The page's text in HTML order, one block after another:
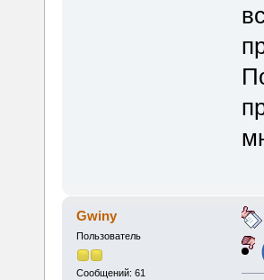
Gwiny
Пользователь
Сообщений: 61